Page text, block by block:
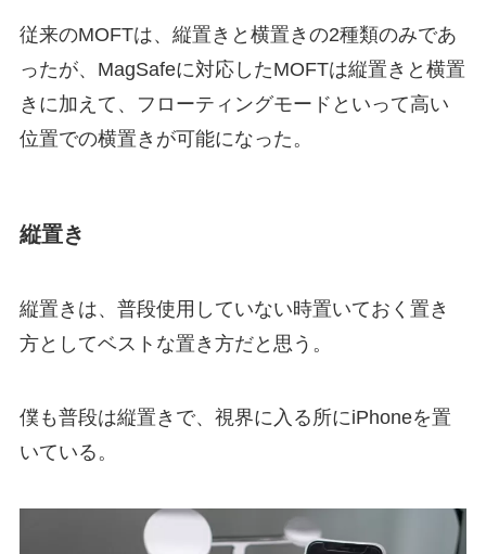
従来のMOFTは、縦置きと横置きの2種類のみであ
ったが、MagSafeに対応したMOFTは縦置きと横置
きに加えて、フローティングモードといって高い
位置での横置きが可能になった。
縦置き
縦置きは、普段使用していない時置いておく置き
方としてベストな置き方だと思う。
僕も普段は縦置きで、視界に入る所にiPhoneを置
いている。